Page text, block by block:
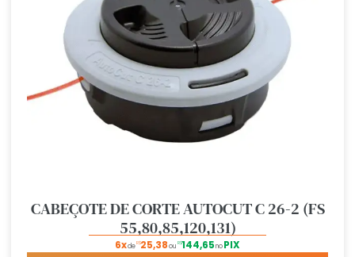
CABEÇOTE DE CORTE AUTOCUT C 26-2 (FS
55,80,85,120,131)
6xdeR$25,38ou R$144,65noPIX